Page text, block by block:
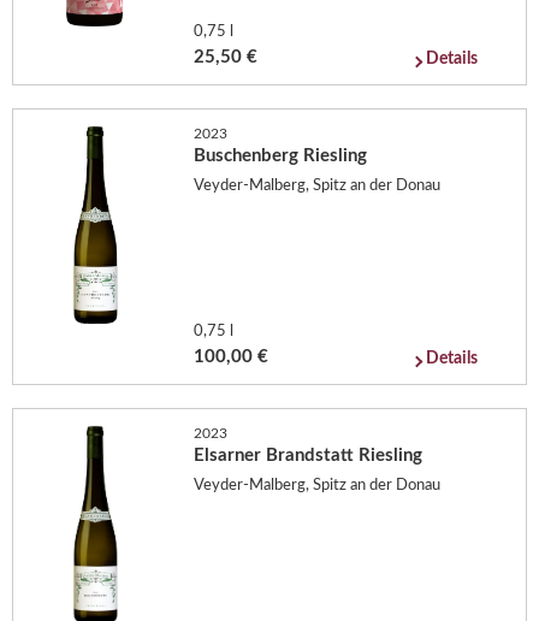
0,75 l
25,50 € Details
2023
Buschenberg Riesling
Veyder-Malberg, Spitz an der Donau
0,75 l
100,00 € Details
2023
Elsarner Brandstatt Riesling
Veyder-Malberg, Spitz an der Donau